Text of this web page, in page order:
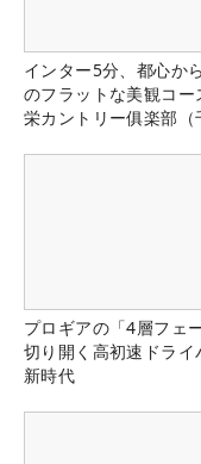
インター5分、都心か
のフラットな美観コー
栄カントリー俱楽部（
プロギアの「4層フェ
切り開く高初速ドライ
新時代